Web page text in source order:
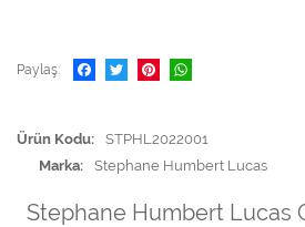
Paylaş
Ürün Kodu
STPHL2022001
Marka
Stephane Humbert Lucas
Stephane Humbert Lucas